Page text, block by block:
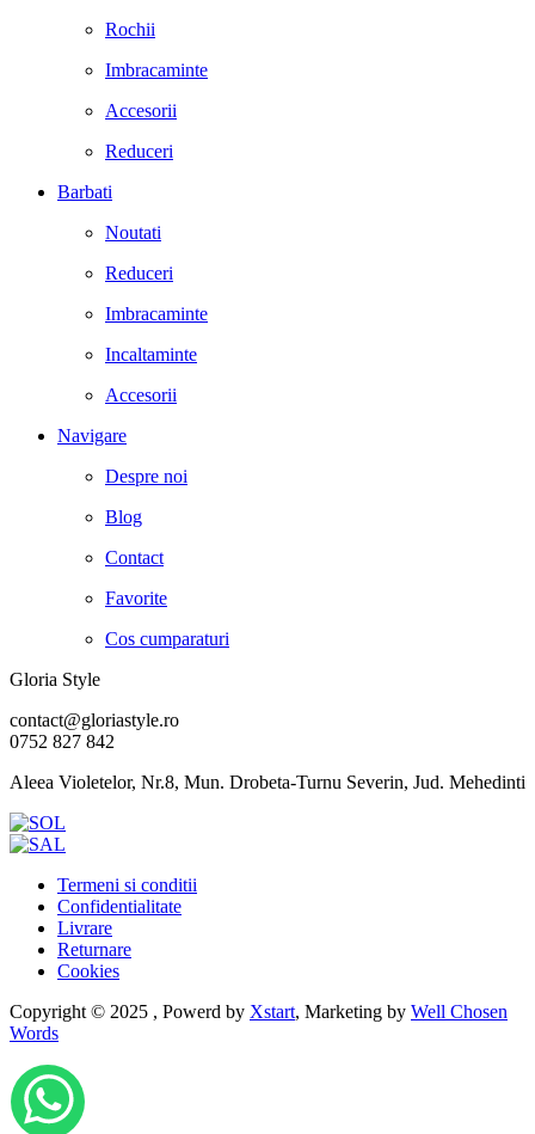
Rochii
Imbracaminte
Accesorii
Reduceri
Barbati
Noutati
Reduceri
Imbracaminte
Incaltaminte
Accesorii
Navigare
Despre noi
Blog
Contact
Favorite
Cos cumparaturi
Gloria Style
contact@gloriastyle.ro
0752 827 842
Aleea Violetelor, Nr.8, Mun. Drobeta-Turnu Severin, Jud. Mehedinti
Termeni si conditii
Confidentialitate
Livrare
Returnare
Cookies
Copyright © 2025 , Powerd by Xstart, Marketing by Well Chosen
Words